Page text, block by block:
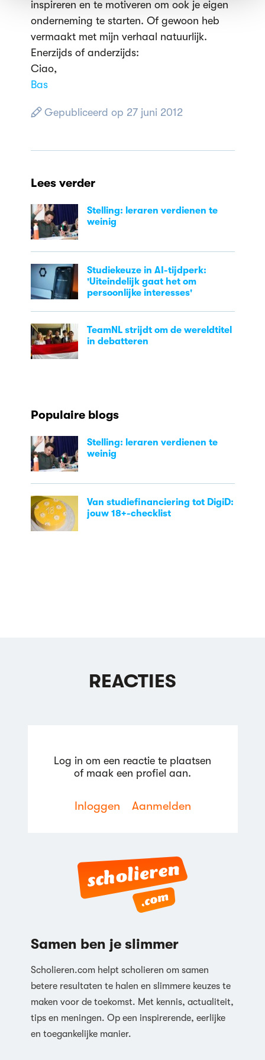
inspireren en te motiveren om ook je eigen
onderneming te starten. Of gewoon heb
vermaakt met mijn verhaal natuurlijk.
Enerzijds of anderzijds:
Ciao,
Bas
Gepubliceerd op 27 juni 2012
Lees verder
Stelling: leraren verdienen te
weinig
Studiekeuze in AI-tijdperk:
'Uiteindelijk gaat het om
persoonlijke interesses'
TeamNL strijdt om de wereldtitel
in debatteren
Populaire blogs
Stelling: leraren verdienen te
weinig
Van studiefinanciering tot DigiD:
jouw 18+-checklist
REACTIES
Log in om een reactie te plaatsen
of maak een profiel aan.
Inloggen Aanmelden
Samen ben je slimmer
Scholieren.com helpt scholieren om samen
betere resultaten te halen en slimmere keuzes te
maken voor de toekomst. Met kennis, actualiteit,
tips en meningen. Op een inspirerende, eerlijke
en toegankelijke manier.